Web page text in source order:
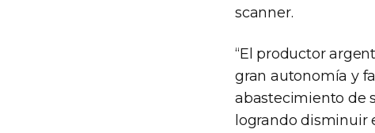
scanner.
“El productor
gran autonomía y
abastecimiento de
logrando disminuir